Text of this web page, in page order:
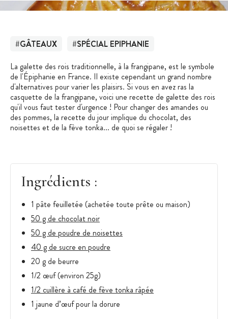
#GÂTEAUX
#SPÉCIAL EPIPHANIE
La galette des rois traditionnelle, à la frangipane, est le symbole
de l'Épiphanie en France. Il existe cependant un grand nombre
d'alternatives pour varier les plaisirs. Si vous en avez ras la
casquette de la frangipane, voici une recette de galette des rois
qu'il vous faut tester d'urgence ! Pour changer des amandes ou
des pommes, la recette du jour implique du chocolat, des
noisettes et de la fève tonka... de quoi se régaler !
Ingrédients :
1 pâte feuilletée (achetée toute prête ou maison)
50 g de chocolat noir
50 g de poudre de noisettes
40 g de sucre en poudre
20 g de beurre
1/2 œuf (environ 25g)
1/2 cuillère à café de fève tonka râpée
1 jaune d’œuf pour la dorure